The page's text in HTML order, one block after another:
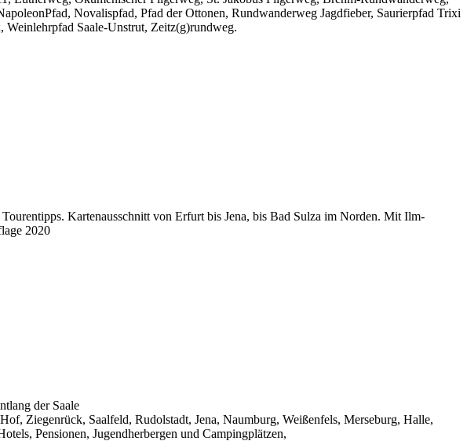
Novalispfad, Pfad der Ottonen, Rundwanderweg Jagdfieber, Saurierpfad Trixi
Saale-Unstrut, Zeitz(g)rundweg.
Kartenausschnitt von Erfurt bis Jena, bis Bad Sulza im Norden. Mit Ilm-
2020
der Saale
Ziegenrück, Saalfeld, Rudolstadt, Jena, Naumburg, Weißenfels, Merseburg, Halle,
Pensionen, Jugendherbergen und Campingplätzen,